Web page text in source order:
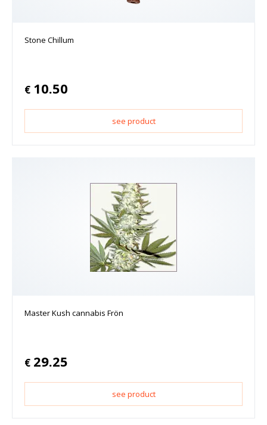
Stone Chillum
€ 10.50
see product
Master Kush cannabis Frön
€ 29.25
see product